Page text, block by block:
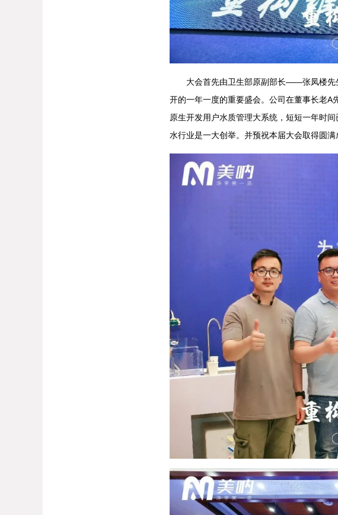
大会首先由卫生部原副部长——张凤楼先生
开的一年一度的重要盛会。公司在董事长老A
原生开发用户水质管理大系统，短短一年时
水行业是一大创举。并预祝本届大会取得圆满